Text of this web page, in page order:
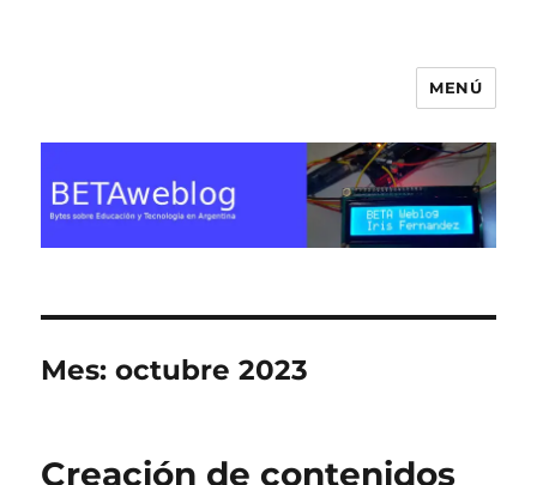
MENÚ
Mes:octubre 2023
Creación de contenidos